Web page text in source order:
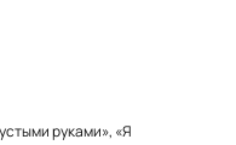
руками», «Я